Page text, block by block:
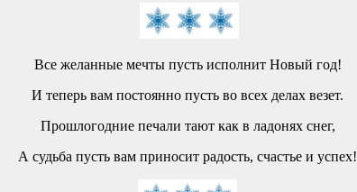
Все желанные мечты пусть исполнит Новый год!
И теперь вам постоянно пусть во всех делах везет.
Прошлогодние печали тают как в ладонях снег,
А судьба пусть вам приносит радость, счастье и успех!